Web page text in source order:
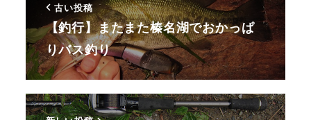
古い投稿
【釣行】またまた榛名湖でおかっぱ
りバス釣り